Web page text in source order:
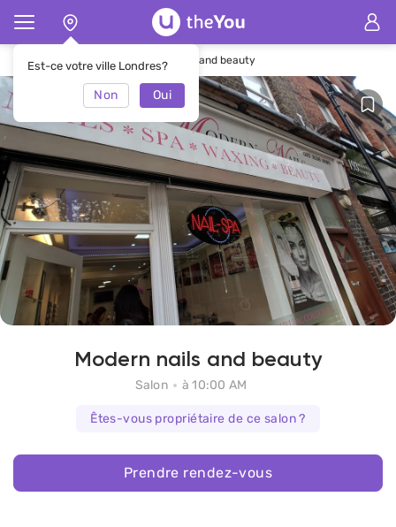
Est-ce votre ville Londres?
Non Oui
Page d'accueil Salon Modern nails and beauty
Modern nails and beauty
Salon à 10:00 AM
Êtes-vous propriétaire de ce salon ?
Prendre rendez-vous